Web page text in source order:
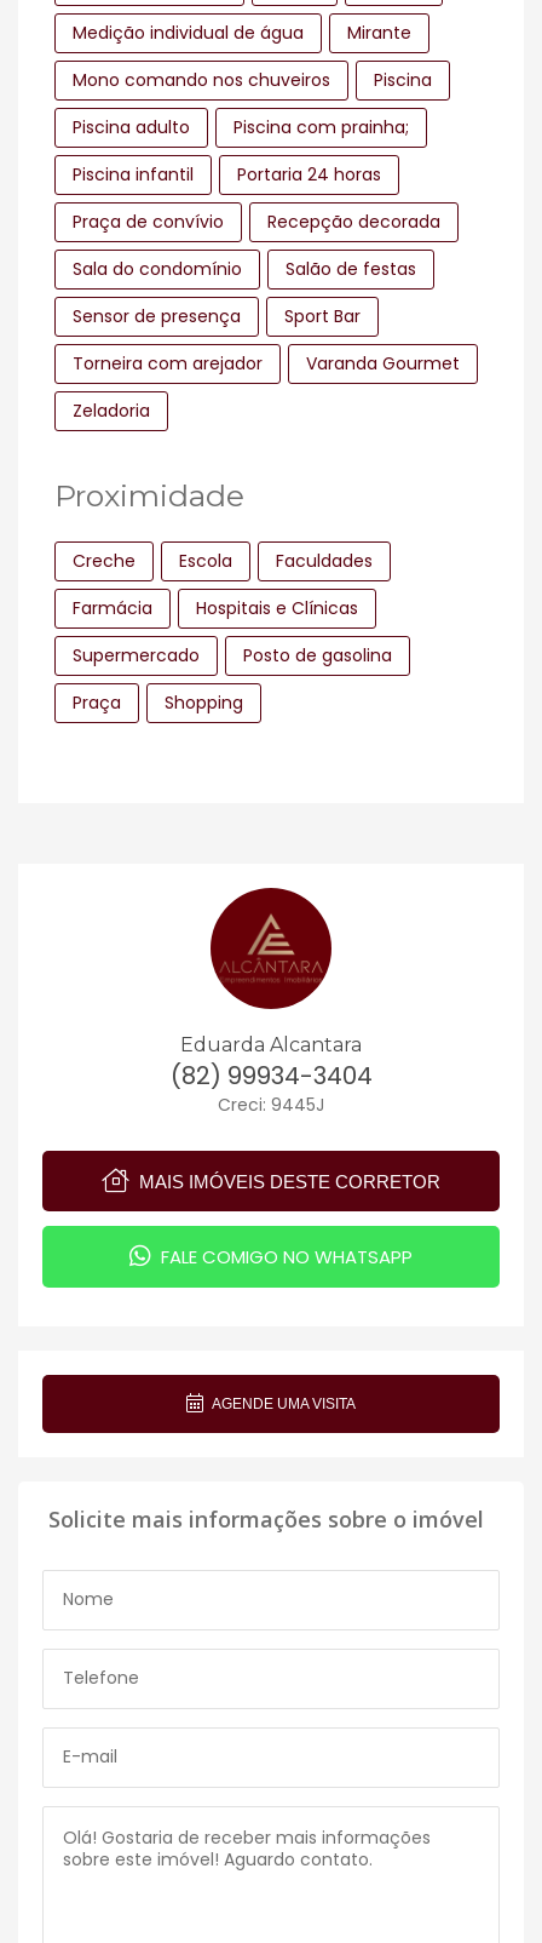
Medição individual de água
Mirante
Mono comando nos chuveiros
Piscina
Piscina adulto
Piscina com prainha;
Piscina infantil
Portaria 24 horas
Praça de convívio
Recepção decorada
Sala do condomínio
Salão de festas
Sensor de presença
Sport Bar
Torneira com arejador
Varanda Gourmet
Zeladoria
Proximidade
Creche Escola
Faculdades
Farmácia
Hospitais e Clínicas
Supermercado
Posto de gasolina
Praça
Shopping
Eduarda Alcantara
(82) 99934-3404
Creci: 9445J
MAIS IMÓVEIS DESTE CORRETOR
FALE COMIGO NO WHATSAPP
AGENDE UMA VISITA
Solicite mais informações sobre o imóvel